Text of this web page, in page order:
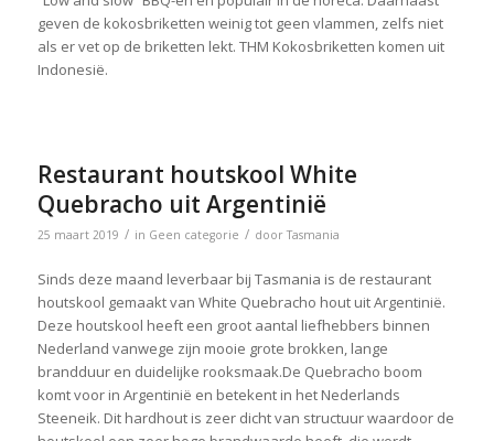
geven de kokosbriketten weinig tot geen vlammen, zelfs niet
als er vet op de briketten lekt. THM Kokosbriketten komen uit
Indonesië.
Restaurant houtskool White
Quebracho uit Argentinië
25 maart 2019 / in Geen categorie / doorTasmania
Sinds deze maand leverbaar bij Tasmania is de restaurant
houtskool gemaakt van White Quebracho hout uit Argentinië.
Deze houtskool heeft een groot aantal liefhebbers binnen
Nederland vanwege zijn mooie grote brokken, lange
brandduur en duidelijke rooksmaak.De Quebracho boom
komt voor in Argentinië en betekent in het Nederlands
Steeneik. Dit hardhout is zeer dicht van structuur waardoor de